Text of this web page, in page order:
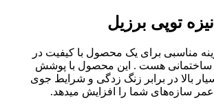
توپی برزیل
مناسبی برای یک محصول با کیفیت در
ساختمانی هست . این محصول با پوشش
بالا در برابر زنگ ‌زدگی و شرایط جوی
سازه‌های شما را افزایش میدهد.